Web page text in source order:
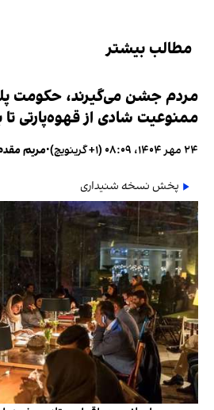
مطالب بیشتر
مردم جشن می‌گیرند، حکومت
ممنوعیت شادی از قهوه‌پارتی تا
۲۴ مهر ۱۴۰۴، ۰۸:۰۹ (‎+۱ گرینویچ) •مریم
پخش نسخه شنیداری